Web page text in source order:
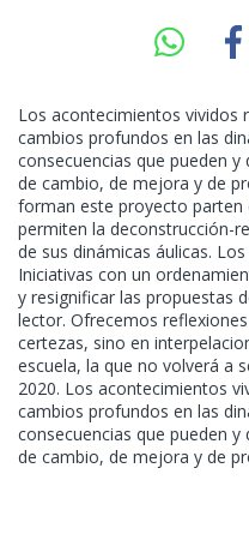
Los acontecimientos vividos
cambios profundos en las
consecuencias que pueden
de cambio, de mejora y de
forman este proyecto parten
permiten la deconstrucción-
de sus dinámicas áulicas.
Iniciativas con un
y resignificar las propuestas
lector. Ofrecemos
certezas, sino en
escuela, la que no volverá a
2020. Los acontecimientos
cambios profundos en las
consecuencias que pueden
de cambio, de mejora y de